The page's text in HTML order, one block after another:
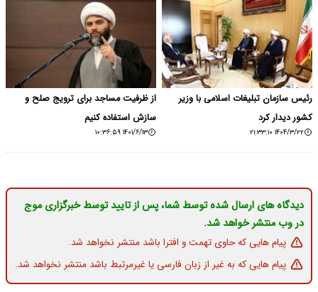
رئیس سازمان تبلیغات اسلامی با وزیر
کشور دیدار کرد
۱۴۰۴/۳/۲۲ ۲۱:۳۳:۱۰
از ظرفیت مساجد برای ترویج صلح و
سازش استفاده کنیم
۱۴۰۱/۶/۱۳ ۱۰:۳۶:۵۹
دیدگاه های ارسال شده توسط شما، پس از تایید توسط خبرگزاری موج
در وب منتشر خواهد شد.
پیام هایی که حاوی تهمت و افترا باشد منتشر نخواهد شد.
پیام هایی که به غیر از زبان فارسی یا غیرمرتبط باشد منتشر نخواهد شد.